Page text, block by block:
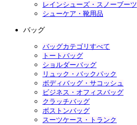
レインシューズ・スノーブーツ
シューケア・靴用品
バッグ
バッグカテゴリすべて
トートバッグ
ショルダーバッグ
リュック・バックパック
ボディバッグ・サコッシュ
ビジネス・オフィスバッグ
クラッチバッグ
ボストンバッグ
スーツケース・トランク